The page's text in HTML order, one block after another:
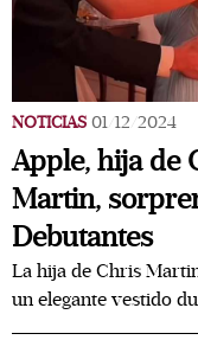
NOTICIAS 01/12/2024
Apple, hija de
Martin,
Debutantes
La hija de Chris
un elegante vestido